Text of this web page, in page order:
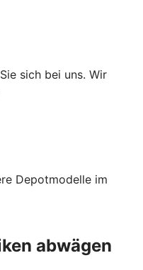
sich bei uns. Wir
Depotmodelle im
abwägen